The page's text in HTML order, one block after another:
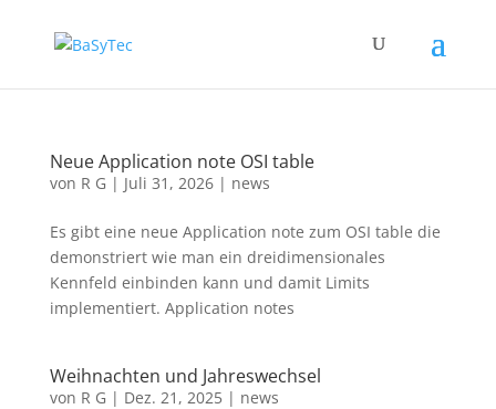
Neue Application note OSI table
von R G | Juli 31, 2026| news
Es gibt eine neue Application note zum OSI table die
demonstriert wie man ein dreidimensionales
Kennfeld einbinden kann und damit Limits
implementiert. Application notes
Weihnachten und Jahreswechsel
von R G | Dez. 21, 2025| news